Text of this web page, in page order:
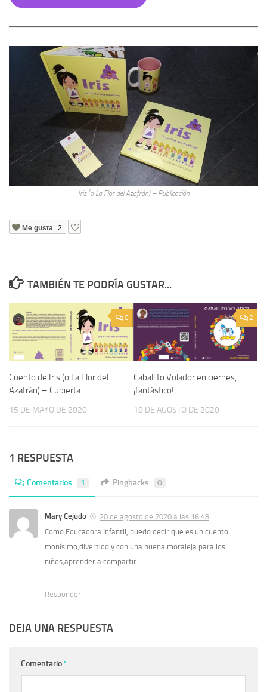
Iris (o La Flor del Azafrán) – Publicación
Me gusta 2
TAMBIÉN TE PODRÍA GUSTAR...
0
Cuento de Iris (o La Flor del
Azafrán) – Cubierta
15 DE MAYO DE 2020
2
Caballito Volador en ciernes,
¡fantástico!
18 DE AGOSTO DE 2020
1 RESPUESTA
Comentarios 1 Pingbacks 0
Mary Cejudo
20 de agosto de 2020 a las 16:48
Como Educadora Infantil, puedo decir que es un cuento
monísimo,divertido y con una buena moraleja para los
niños,aprender a compartir.
Responder
DEJA UNA RESPUESTA
Comentario*